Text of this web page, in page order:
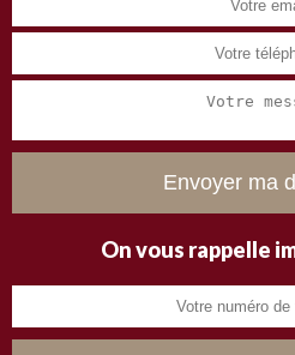
On vous rappelle